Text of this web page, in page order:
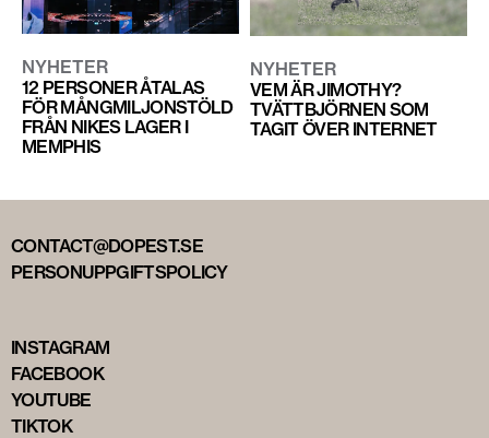
NYHETER
12 PERSONER ÅTALAS
FÖR MÅNGMILJONSTÖLD
FRÅN NIKES LAGER I
MEMPHIS
NYHETER
VEM ÄR JIMOTHY?
TVÄTTBJÖRNEN SOM
TAGIT ÖVER INTERNET
CONTACT@DOPEST.SE
PERSONUPPGIFTSPOLICY
INSTAGRAM
FACEBOOK
YOUTUBE
TIKTOK